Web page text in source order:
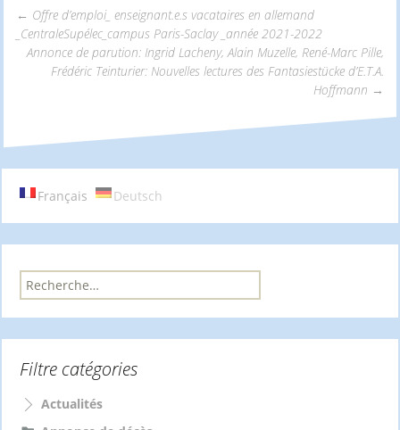
Navigation
articles
← Offre d’emploi_ enseignant.e.s vacataires en allemand
_CentraleSupélec_campus Paris-Saclay _année 2021-2022
Annonce de parution: Ingrid Lacheny, Alain Muzelle, René-Marc Pille,
Frédéric Teinturier: Nouvelles lectures des Fantasiestücke d’E.T.A.
Hoffmann →
Français Deutsch
R
e
r
h
Filtre catégories
Actualités